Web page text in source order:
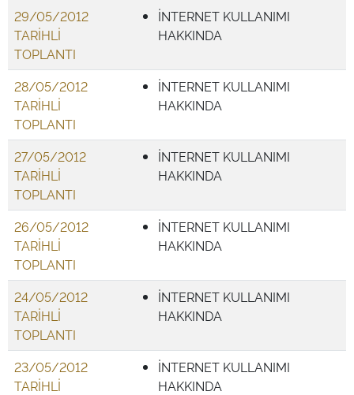
29/05/2012
TARİHLİ
TOPLANTI
İNTERNET KULLANIMI
HAKKINDA
28/05/2012
TARİHLİ
TOPLANTI
İNTERNET KULLANIMI
HAKKINDA
27/05/2012
TARİHLİ
TOPLANTI
İNTERNET KULLANIMI
HAKKINDA
26/05/2012
TARİHLİ
TOPLANTI
İNTERNET KULLANIMI
HAKKINDA
24/05/2012
TARİHLİ
TOPLANTI
İNTERNET KULLANIMI
HAKKINDA
23/05/2012
TARİHLİ
İNTERNET KULLANIMI
HAKKINDA